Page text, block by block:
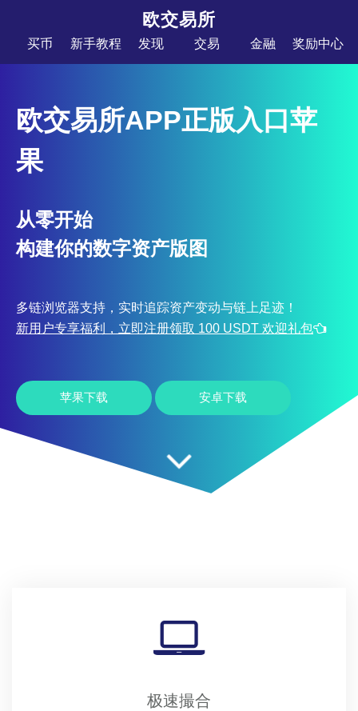
欧交易所
买币 新手教程 发现 交易 金融 奖励中心
欧交易所APP正版入口苹
果
从零开始
构建你的数字资产版图
多链浏览器支持，实时追踪资产变动与链上足迹！
新用户专享福利，立即注册领取 100 USDT 欢迎礼包
苹果下载 安卓下载
极速撮合